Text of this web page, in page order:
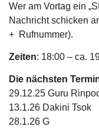
Wer am Vortag ein
Nachricht schicken
+ Rufnummer).
Zeiten: 18:00 – ca.
Die nächsten
29.12.25 Guru
13.1.26 Dakini Tsok
28.1.26 G